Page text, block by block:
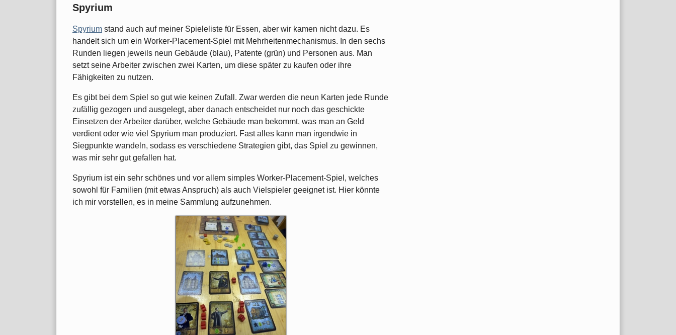
Spyrium
Spyrium stand auch auf meiner Spieleliste für Essen, aber wir kamen nicht dazu. Es
handelt sich um ein Worker-Placement-Spiel mit Mehrheitenmechanismus. In den sechs
Runden liegen jeweils neun Gebäude (blau), Patente (grün) und Personen aus. Man
setzt seine Arbeiter zwischen zwei Karten, um diese später zu kaufen oder ihre
Fähigkeiten zu nutzen.
Es gibt bei dem Spiel so gut wie keinen Zufall. Zwar werden die neun Karten jede Runde
zufällig gezogen und ausgelegt, aber danach entscheidet nur noch das geschickte
Einsetzen der Arbeiter darüber, welche Gebäude man bekommt, was man an Geld
verdient oder wie viel Spyrium man produziert. Fast alles kann man irgendwie in
Siegpunkte wandeln, sodass es verschiedene Strategien gibt, das Spiel zu gewinnen,
was mir sehr gut gefallen hat.
Spyrium ist ein sehr schönes und vor allem simples Worker-Placement-Spiel, welches
sowohl für Familien (mit etwas Anspruch) als auch Vielspieler geeignet ist. Hier könnte
ich mir vorstellen, es in meine Sammlung aufzunehmen.